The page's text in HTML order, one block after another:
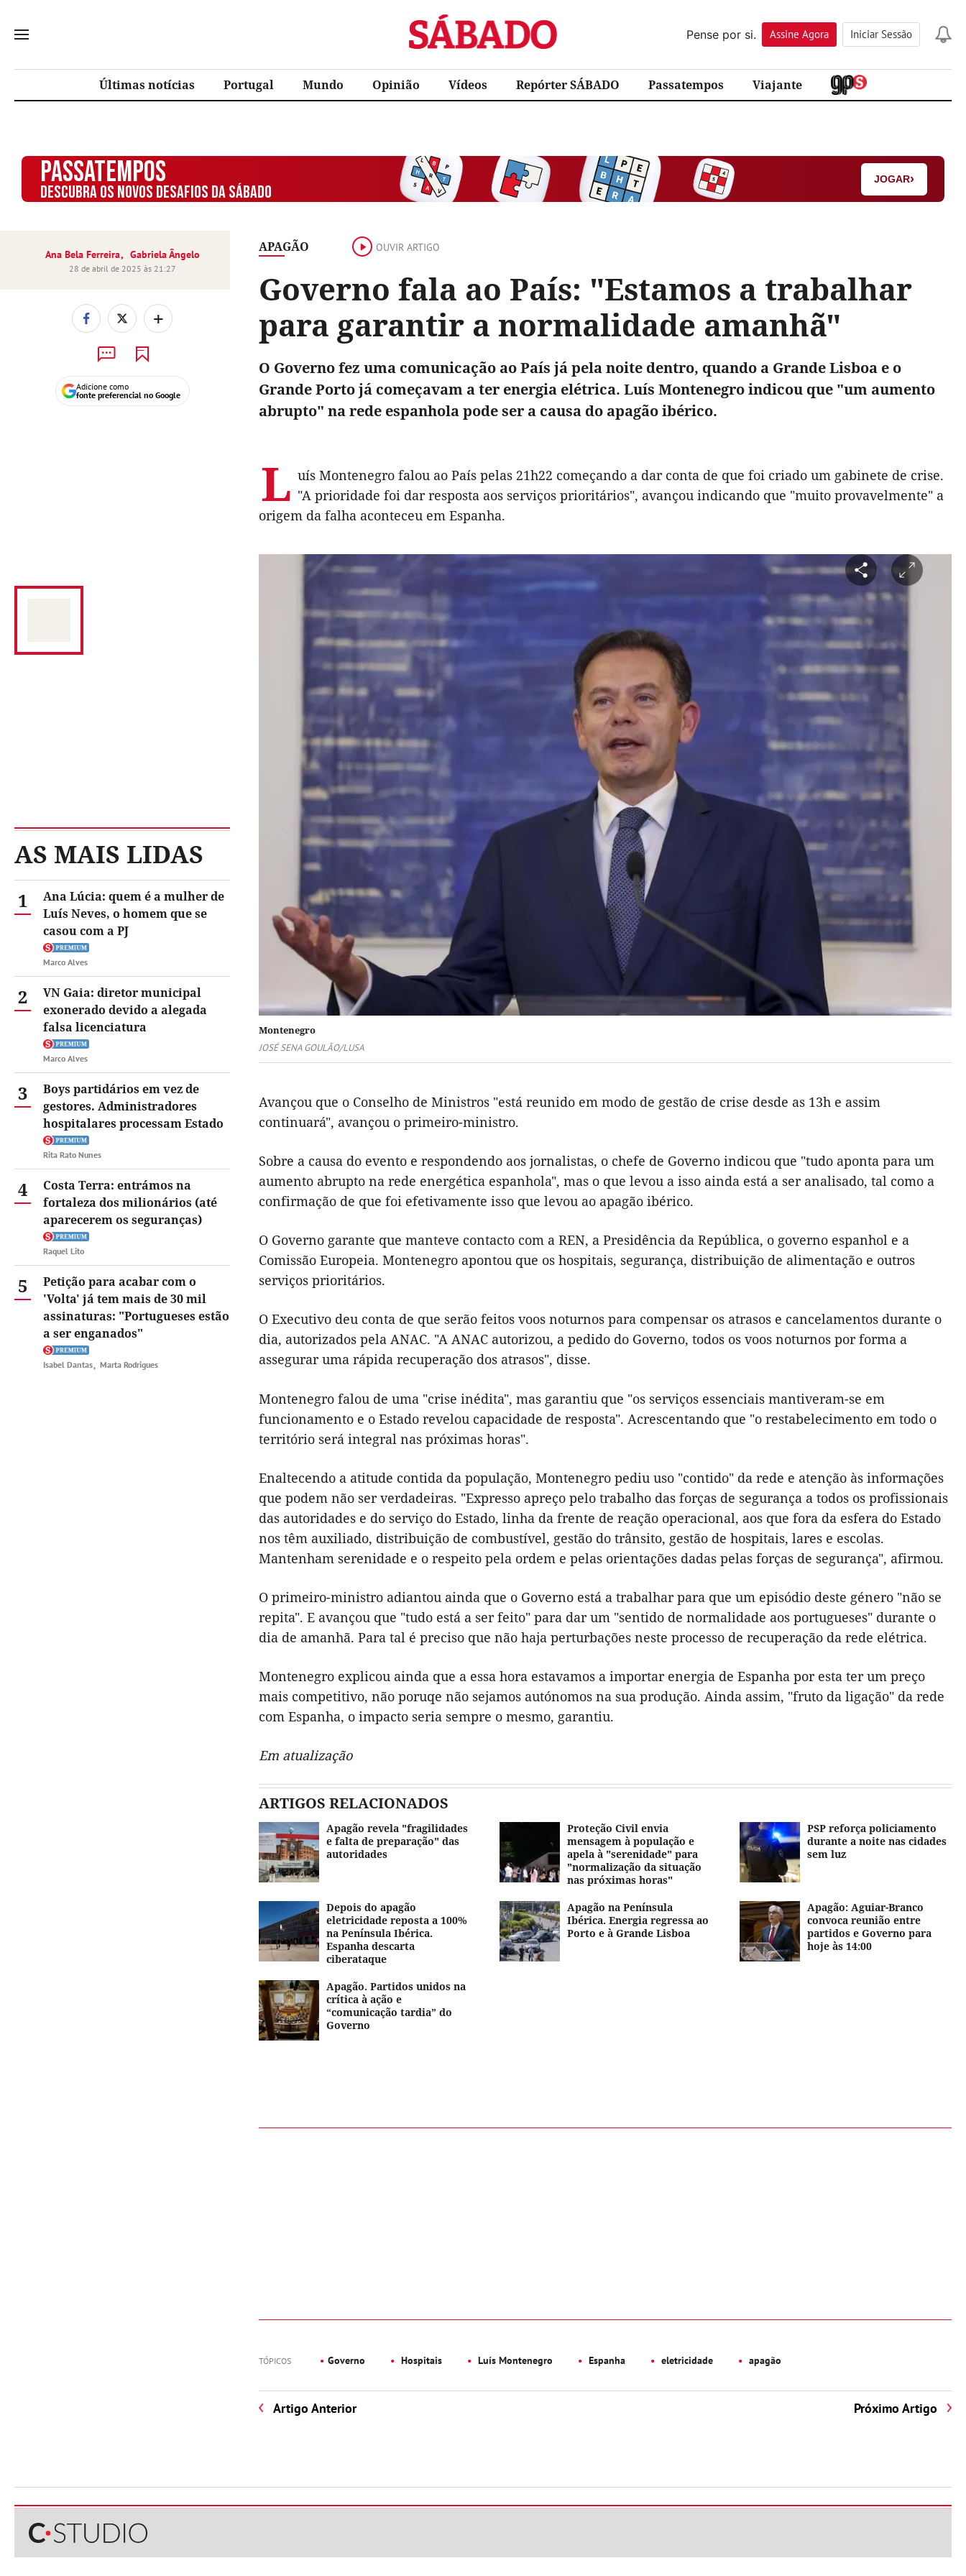
Sábado
Pense por si.
Assine Agora Iniciar Sessão
Últimas notícias Portugal Mundo Opinião Vídeos Repórter SÁBADO Passatempos Viajante
PASSATEMPOS
DESCUBRA OS NOVOS DESAFIOS DA SÁBADO
JOGAR›
APAGÃO OUVIR ARTIGO
Governo fala ao País: "Estamos a trabalhar
para garantir a normalidade amanhã"
Ana Bela Ferreira Gabriela Ângelo
28 de abril de 2025 às 21:27
+
Adicione como
fonte preferencial no Google
AS MAIS LIDAS
1
Ana Lúcia: quem é a mulher de
Luís Neves, o homem que se
casou com a PJ
Marco Alves
2
VN Gaia: diretor municipal
exonerado devido a alegada
falsa licenciatura
Marco Alves
3
Boys partidários em vez de
gestores. Administradores
hospitalares processam Estado
Rita Rato Nunes
4
Costa Terra: entrámos na
fortaleza dos milionários (até
aparecerem os seguranças)
Raquel Lito
5
Petição para acabar com o
'Volta' já tem mais de 30 mil
assinaturas: "Portugueses estão
a ser enganados"
Isabel Dantas Marta Rodrigues
O Governo fez uma comunicação ao País já pela noite dentro, quando a Grande Lisboa e o
Grande Porto já começavam a ter energia elétrica. Luís Montenegro indicou que "um aumento
abrupto" na rede espanhola pode ser a causa do apagão ibérico.
L uís Montenegro falou ao País pelas 21h22 começando a dar conta de que foi criado um gabinete de crise.
"A prioridade foi dar resposta aos serviços prioritários", avançou indicando que "muito provavelmente" a
origem da falha aconteceu em Espanha.
Montenegro
JOSÉ SENA GOULÃO/LUSA
Avançou que o Conselho de Ministros "está reunido em modo de gestão de crise desde as 13h e assim
continuará", avançou o primeiro-ministro.
Sobre a causa do evento e respondendo aos jornalistas, o chefe de Governo indicou que "tudo aponta para um
aumento abrupto na rede energética espanhola", mas o que levou a isso ainda está a ser analisado, tal como a
confirmação de que foi efetivamente isso que levou ao apagão ibérico.
O Governo garante que manteve contacto com a REN, a Presidência da República, o governo espanhol e a
Comissão Europeia. Montenegro apontou que os hospitais, segurança, distribuição de alimentação e outros
serviços prioritários.
O Executivo deu conta de que serão feitos voos noturnos para compensar os atrasos e cancelamentos durante o
dia, autorizados pela ANAC. "A ANAC autorizou, a pedido do Governo, todos os voos noturnos por forma a
assegurar uma rápida recuperação dos atrasos", disse.
Montenegro falou de uma "crise inédita", mas garantiu que "os serviços essenciais mantiveram-se em
funcionamento e o Estado revelou capacidade de resposta". Acrescentando que "o restabelecimento em todo o
território será integral nas próximas horas".
Enaltecendo a atitude contida da população, Montenegro pediu uso "contido" da rede e atenção às informações
que podem não ser verdadeiras. "Expresso apreço pelo trabalho das forças de segurança a todos os profissionais
das autoridades e do serviço do Estado, linha da frente de reação operacional, aos que fora da esfera do Estado
nos têm auxiliado, distribuição de combustível, gestão do trânsito, gestão de hospitais, lares e escolas.
Mantenham serenidade e o respeito pela ordem e pelas orientações dadas pelas forças de segurança", afirmou.
O primeiro-ministro adiantou ainda que o Governo está a trabalhar para que um episódio deste género "não se
repita". E avançou que "tudo está a ser feito" para dar um "sentido de normalidade aos portugueses" durante o
dia de amanhã. Para tal é preciso que não haja perturbações neste processo de recuperação da rede elétrica.
Montenegro explicou ainda que a essa hora estavamos a importar energia de Espanha por esta ter um preço
mais competitivo, não poruqe não sejamos autónomos na sua produção. Ainda assim, "fruto da ligação" da rede
com Espanha, o impacto seria sempre o mesmo, garantiu.
Em atualização
ARTIGOS RELACIONADOS
Apagão revela "fragilidades
e falta de preparação" das
autoridades
Proteção Civil envia
mensagem à população e
apela à "serenidade" para
"normalização da situação
nas próximas horas"
PSP reforça policiamento
durante a noite nas cidades
sem luz
Depois do apagão
eletricidade reposta a 100%
na Península Ibérica.
Espanha descarta
ciberataque
Apagão na Península
Ibérica. Energia regressa ao
Porto e à Grande Lisboa
Apagão: Aguiar-Branco
convoca reunião entre
partidos e Governo para
hoje às 14:00
Apagão. Partidos unidos na
crítica à ação e
“comunicação tardia” do
Governo
TÓPICOS Governo Hospitais Luís Montenegro Espanha eletricidade apagão
Artigo Anterior Próximo Artigo